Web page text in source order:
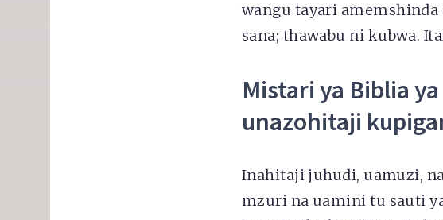
wangu tayari
sana; thawabu ni kubwa.
Mistari ya Biblia
unazohitaji
Inahitaji juhudi, uamuzi,
mzuri na uamini tu sauti